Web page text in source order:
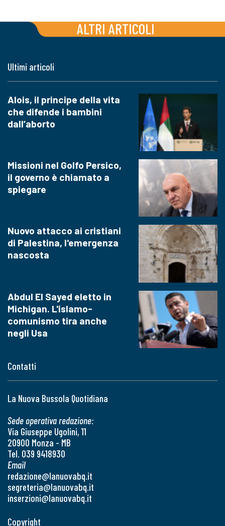
ALTRI ARTICOLI
Contatti
La Nuova Bussola Quotidiana
Sede operativa redazione:
Via Giuseppe Ugolini, 11
20900 Monza - MB
Tel. 039 9418930
Email
redazione@lanuovabq.it
segreteria@lanuovabq.it
inserzioni@lanuovabq.it
Ultimi articoli
Alois, il principe della vita
che difende i bambini
dall’aborto
Missioni nel Golfo Persico,
il governo è chiamato a
spiegare
Nuovo attacco ai cristiani
di Palestina, l'emergenza
nascosta
Abdul El Sayed eletto in
Michigan. L'islamo-
comunismo tira anche
negli Usa
Copyright